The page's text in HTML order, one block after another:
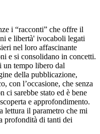
i “racconti” che offre il
e libertà' ivocaboli legati
nel loro affascinante
e si consolidano in concetti.
un tempo libero dal
della pubblicazione,
con l’occasione, che senza
ci sarebbe stato ed è bene
e approfondimento.
lettura il parametro che mi
profondità di tanti dei